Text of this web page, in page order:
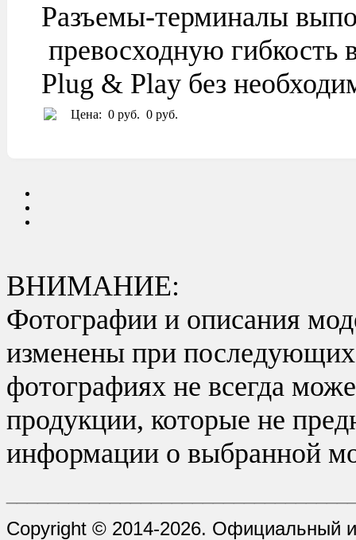
Разъемы-терминалы
превосходную гибкость
Plug & Play без
Цена: 0 руб. 0 руб.
ВНИМАНИЕ:
Фотографии и описания
изменены при последующих
фотографиях не всегда
продукции, которые не
информации о выбранной
Copyright © 2014-2026. Официальный